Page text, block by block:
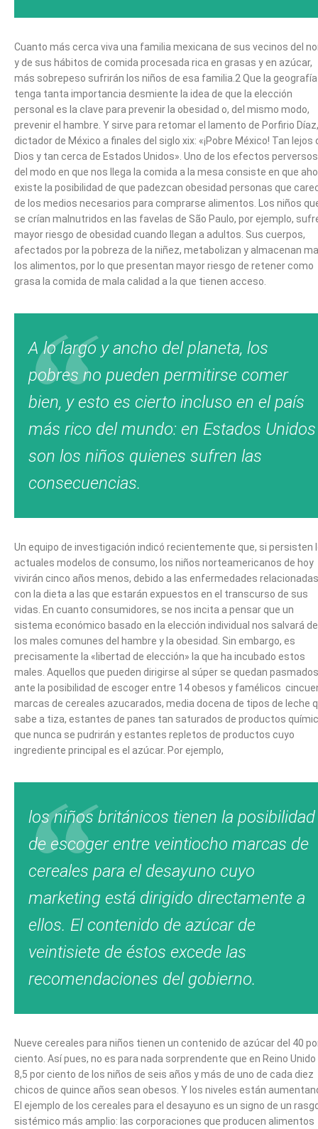
Cuanto más cerca viva una familia mexicana de sus vecinos del
y de sus hábitos de comida procesada rica en grasas y en azúcar,
más sobrepeso sufrirán los niños de esa familia.2 Que la geografía
tenga tanta importancia desmiente la idea de que la elección
personal es la clave para prevenir la obesidad o, del mismo modo,
prevenir el hambre. Y sirve para retomar el lamento de Porfirio
dictador de México a finales del siglo xix: «¡Pobre México! Tan lejos
Dios y tan cerca de Estados Unidos». Uno de los efectos perversos
del modo en que nos llega la comida a la mesa consiste en que
existe la posibilidad de que padezcan obesidad personas que
de los medios necesarios para comprarse alimentos. Los niños
se crían malnutridos en las favelas de São Paulo, por ejemplo,
mayor riesgo de obesidad cuando llegan a adultos. Sus cuerpos,
afectados por la pobreza de la niñez, metabolizan y almacenan
los alimentos, por lo que presentan mayor riesgo de retener como
grasa la comida de mala calidad a la que tienen acceso.
A lo largo y ancho del planeta, los
pobres no pueden permitirse comer
bien, y esto es cierto incluso en el país
más rico del mundo: en Estados Unidos
son los niños quienes sufren las
consecuencias.
Un equipo de investigación indicó recientemente que, si persisten
actuales modelos de consumo, los niños norteamericanos de hoy
vivirán cinco años menos, debido a las enfermedades relacionadas
con la dieta a las que estarán expuestos en el transcurso de sus
vidas. En cuanto consumidores, se nos incita a pensar que un
sistema económico basado en la elección individual nos salvará de
los males comunes del hambre y la obesidad. Sin embargo, es
precisamente la «libertad de elección» la que ha incubado estos
males. Aquellos que pueden dirigirse al súper se quedan pasmados
ante la posibilidad de escoger entre 14 obesos y famélicos
marcas de cereales azucarados, media docena de tipos de leche
sabe a tiza, estantes de panes tan saturados de productos
que nunca se pudrirán y estantes repletos de productos cuyo
ingrediente principal es el azúcar. Por ejemplo,
los niños británicos tienen la posibilidad
de escoger entre veintiocho marcas de
cereales para el desayuno cuyo
marketing está dirigido directamente a
ellos. El contenido de azúcar de
veintisiete de éstos excede las
recomendaciones del gobierno.
Nueve cereales para niños tienen un contenido de azúcar del 40
ciento. Así pues, no es para nada sorprendente que en Reino Unido
8,5 por ciento de los niños de seis años y más de uno de cada diez
chicos de quince años sean obesos. Y los niveles están
El ejemplo de los cereales para el desayuno es un signo de un
sistémico más amplio: las corporaciones que producen alimentos